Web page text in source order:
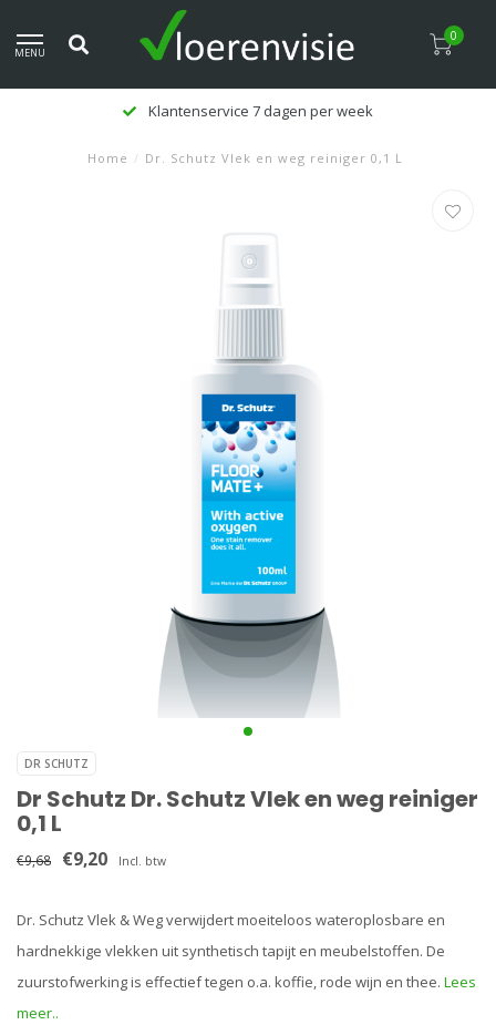
MENU
0
Klantenservice 7 dagen per week
Home / Dr. Schutz Vlek en weg reiniger 0,1 L
DR SCHUTZ
Dr Schutz Dr. Schutz Vlek en weg reiniger
0,1 L
€9,68 €9,20 Incl. btw
Dr. Schutz Vlek & Weg verwijdert moeiteloos wateroplosbare en
hardnekkige vlekken uit synthetisch tapijt en meubelstoffen. De
zuurstofwerking is effectief tegen o.a. koffie, rode wijn en thee. Lees
meer..